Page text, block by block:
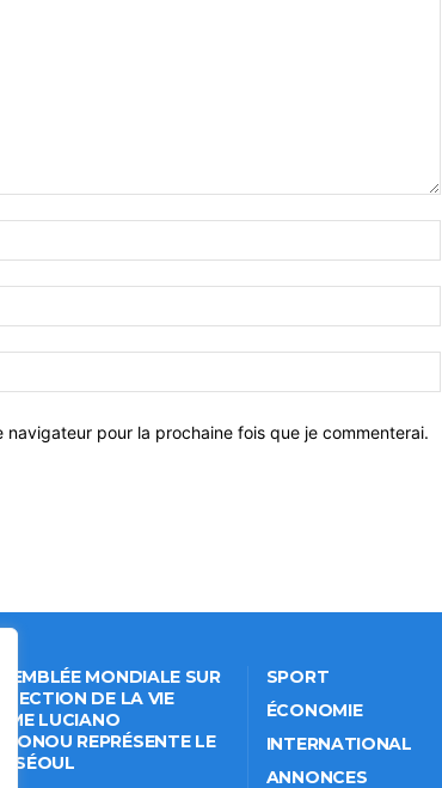
pour la prochaine fois que je commenterai.
MONDIALE SUR
DE LA VIE
ME LUCIANO
REPRÉSENTE LE
SÉOUL
SPORT
ÉCONOMIE
INTERNATIONAL
ANNONCES